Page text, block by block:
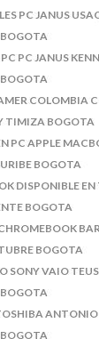
PC JANUS
BOGOTA
PC JANUS
BOGOTA
COLOMBIA
TIMIZA BOGOTA
PC APPLE
BOGOTA
DISPONIBLE EN
BOGOTA
BOGOTA
SONY VAIO
BOGOTA
ANTONIO
BOGOTA